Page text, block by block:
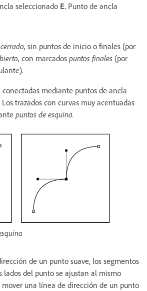
seleccionado E. Punto de ancla
cerrado, sin puntos de inicio o finales (por
, con marcados puntos finales (por
conectadas mediante puntos de ancla
Los trazados con curvas muy acentuadas
puntos de esquina.
de un punto suave, los segmentos
lados del punto se ajustan al mismo
una línea de dirección de un punto